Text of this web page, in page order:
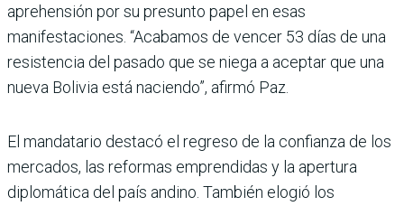
aprehensión por su presunto papel en esas
manifestaciones. “Acabamos de vencer 53 días de una
resistencia del pasado que se niega a aceptar que una
nueva Bolivia está naciendo”, afirmó Paz.
El mandatario destacó el regreso de la confianza de los
mercados, las reformas emprendidas y la apertura
diplomática del país andino. También elogió los